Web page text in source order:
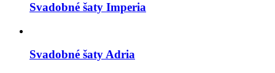
Svadobné šaty Imperia
Svadobné šaty Adria